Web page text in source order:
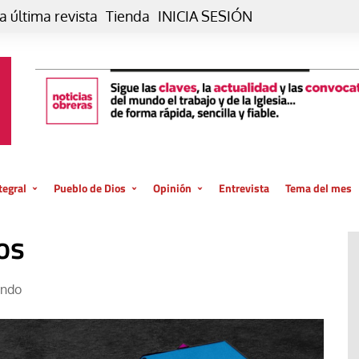
última revista Tienda INICIA SESIÓN
creación
Pueblo de Dios
El Evangelio en tu vida
Opinión
Blog Desde mi azotea
Entrevista Tema del mes